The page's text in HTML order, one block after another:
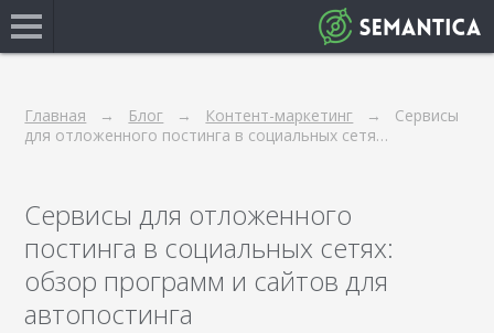
Главная Блог Контент-маркетинг
Сервисы
для отложенного постинга в социальных сетя…
Сервисы для отложенного
постинга в социальных сетях:
обзор программ и сайтов для
автопостинга